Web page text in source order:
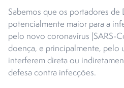
Sabemos que os portadores de
potencialmente maior para a
pelo novo coronavírus (SARS-
doença, e principalmente, pelo
interferem direta ou
defesa contra infecções.